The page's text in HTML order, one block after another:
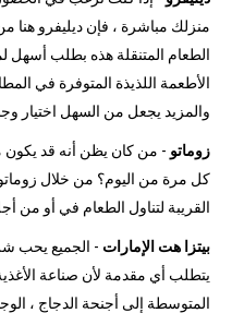
منزلك مباشرة ، فإن ديليفرو
الطعام المتنقلة هذه بطلب أسهل
الأطعمة اللذيذة المتوفرة في
والمزيد يجعل من السهل اختيار
زوماتو - من كان يظن أنه قد يكون
كل مرة من اليوم؟ من خلال
القريبة لتناول الطعام في أو من
بيتزا هت الإمارات - الجميع يحب
يتطلب أي مقدمة لأن صناعة الأغذية
المتوسطة إلى أجنحة الدجاج ،